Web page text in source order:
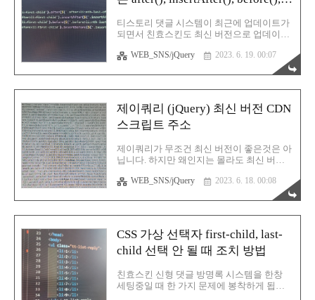
야 하는데 숫자가 좀 이상하죠? 3,5,1,2,4 라
고 순서가 뭔가 뒤죽박죽이 되었습니다. 그
는 CSS 속성 때문입니다. or..
티스토리 댓글 시스템이 최근에 업데이트가
되면서 친효스킨도 최신 버전으로 업데이트
댓글 리스트가 요소로 되어있는데 고정댓글
이며 이전글 더보기 항목이 모두 동일한 태
면 서로 구별지어 CSS 스타일을 만들기가 상
당히 애매합니다. 특히나 저는 최신 댓글을
가장 위로 오게 만들고 싶은데 그렇게되면
고정 댓글이 맨 하단으로 내려가버리는 불상
이것을 다시 위로 올리고 싶었습니다. 그러
려면 역시 제이쿼리로 할 수 밖에 없겠다는
변경하는 매소드로는 제목에도 언급했듯 다
겟').after$(('선택자')) : 타겟을 ..
WEB_SNS/jQuery 2023. 6. 19. 00:07
제이쿼리 (jQuery) 최신 버전 CDN
스크립트 주소
제이쿼리가 무조건 최신 버전이 좋은것은 아
닙니다. 하지만 왜인지는 몰라도 최신 버전
그런 기분이 들잖아요? 「최신」이라는 키
워드가 갖는 선입견이 엄청나게 작용하는 것
하면 왠만한 오류나 버그들은 대부분 해결이
되는것이 현실입니다. 제이쿼리(jQuery)도
마찬가지입니다. 참고로 현재까지 현역으로
쓰이는 가장 인기가 높은 구버전은 1.12.4 와
튼 이런 버전 차이에 대해서는 신경쓰고 싶
지 않고 그저 최신 버전을 늘 사용하고 싶다
WEB_SNS/jQuery 2023. 6. 18. 00:08
CSS 가상 선택자 first-child, last-
child 선택 안 될 때 조치 방법
친효스킨 신형 댓글 방명록 시스템을 한창
세팅중일 때 한 가지 문제에 봉착하게 됩니